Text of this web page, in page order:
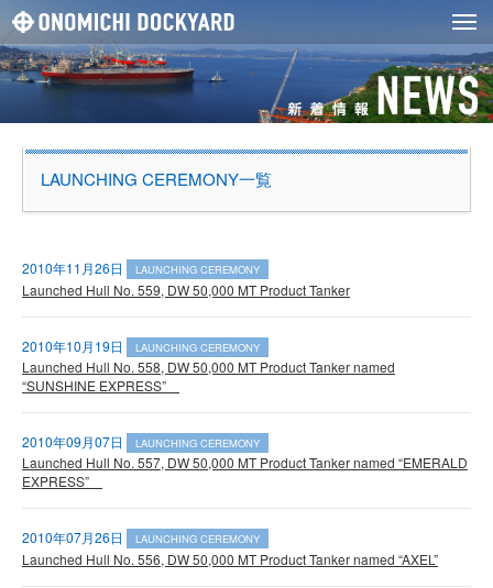
LAUNCHING CEREMONY一覧
2010年11月26日 LAUNCHING CEREMONY
Launched Hull No. 559, DW 50,000 MT Product Tanker
2010年10月19日 LAUNCHING CEREMONY
Launched Hull No. 558, DW 50,000 MT Product Tanker named
“SUNSHINE EXPRESS”
2010年09月07日 LAUNCHING CEREMONY
Launched Hull No. 557, DW 50,000 MT Product Tanker named “EMERALD
EXPRESS”
2010年07月26日 LAUNCHING CEREMONY
Launched Hull No. 556, DW 50,000 MT Product Tanker named “AXEL”